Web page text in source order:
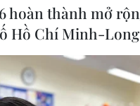
hoàn thành mở
Hồ Chí Minh-